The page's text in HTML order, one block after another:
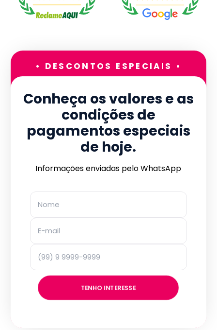
• DESCONTOS ESPECIAIS •
Conheça os valores e as
condições de
pagamentos especiais
de hoje.
Informações enviadas pelo WhatsApp
TENHO INTERESSE